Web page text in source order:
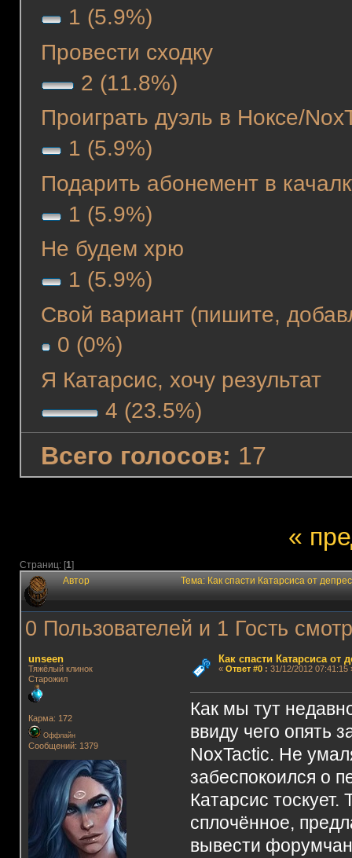
1 (5.9%)
Провести сходку
2 (11.8%)
Проиграть дуэль в Ноксе/
1 (5.9%)
Подарить абонемент в
1 (5.9%)
Не будем хрю
1 (5.9%)
Свой вариант (пишите,
0 (0%)
Я Катарсис, хочу результат
4 (23.5%)
Всего голосов: 17
«
Страниц: [1]
Автор Тема: Как спасти Катарсиса от
0 Пользователей и 1 Гость
unseen
Тяжёлый клинок
Старожил
Карма: 172
Оффлайн
Сообщений: 1379
Как спасти Катарсиса от
« Ответ #0: 31/12/2012 07:41:15
Как мы тут
ввиду чего опять
NoxTactic. Не
забеспокоился о
Катарсис
сплочённое,
вывести